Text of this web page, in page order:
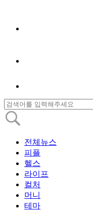
전체뉴스
피플
헬스
라이프
컬처
머니
테마